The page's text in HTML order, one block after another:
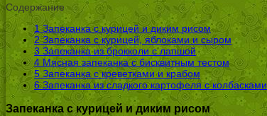
Содержание
1Запеканка с курицей и диким рисом
2Запеканка с курицей, яблоками и сыром
3 Запеканка из брокколи с лапшой
4 Мясная запеканка с бисквитным тестом
5 Запеканка с креветками и крабом
6Запеканка из сладкого картофеля с колбасками
Запеканка с курицей и диким рисом